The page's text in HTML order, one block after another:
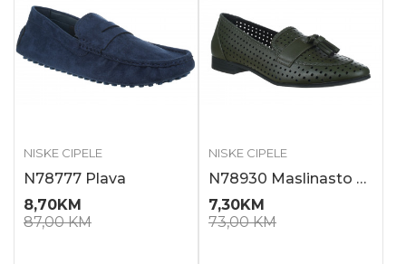
NISKE CIPELE
N78777 Plava
8,70KM
87,00KM
NISKE CIPELE
N78930 Maslinasto zelena
7,30KM
73,00KM